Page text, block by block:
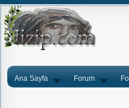
Ana Sayfa Forum